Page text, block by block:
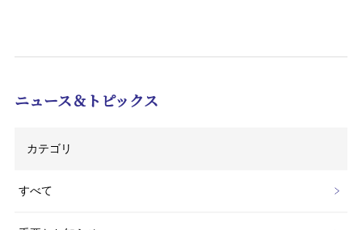
ニュース＆トピックス
カテゴリ
すべて